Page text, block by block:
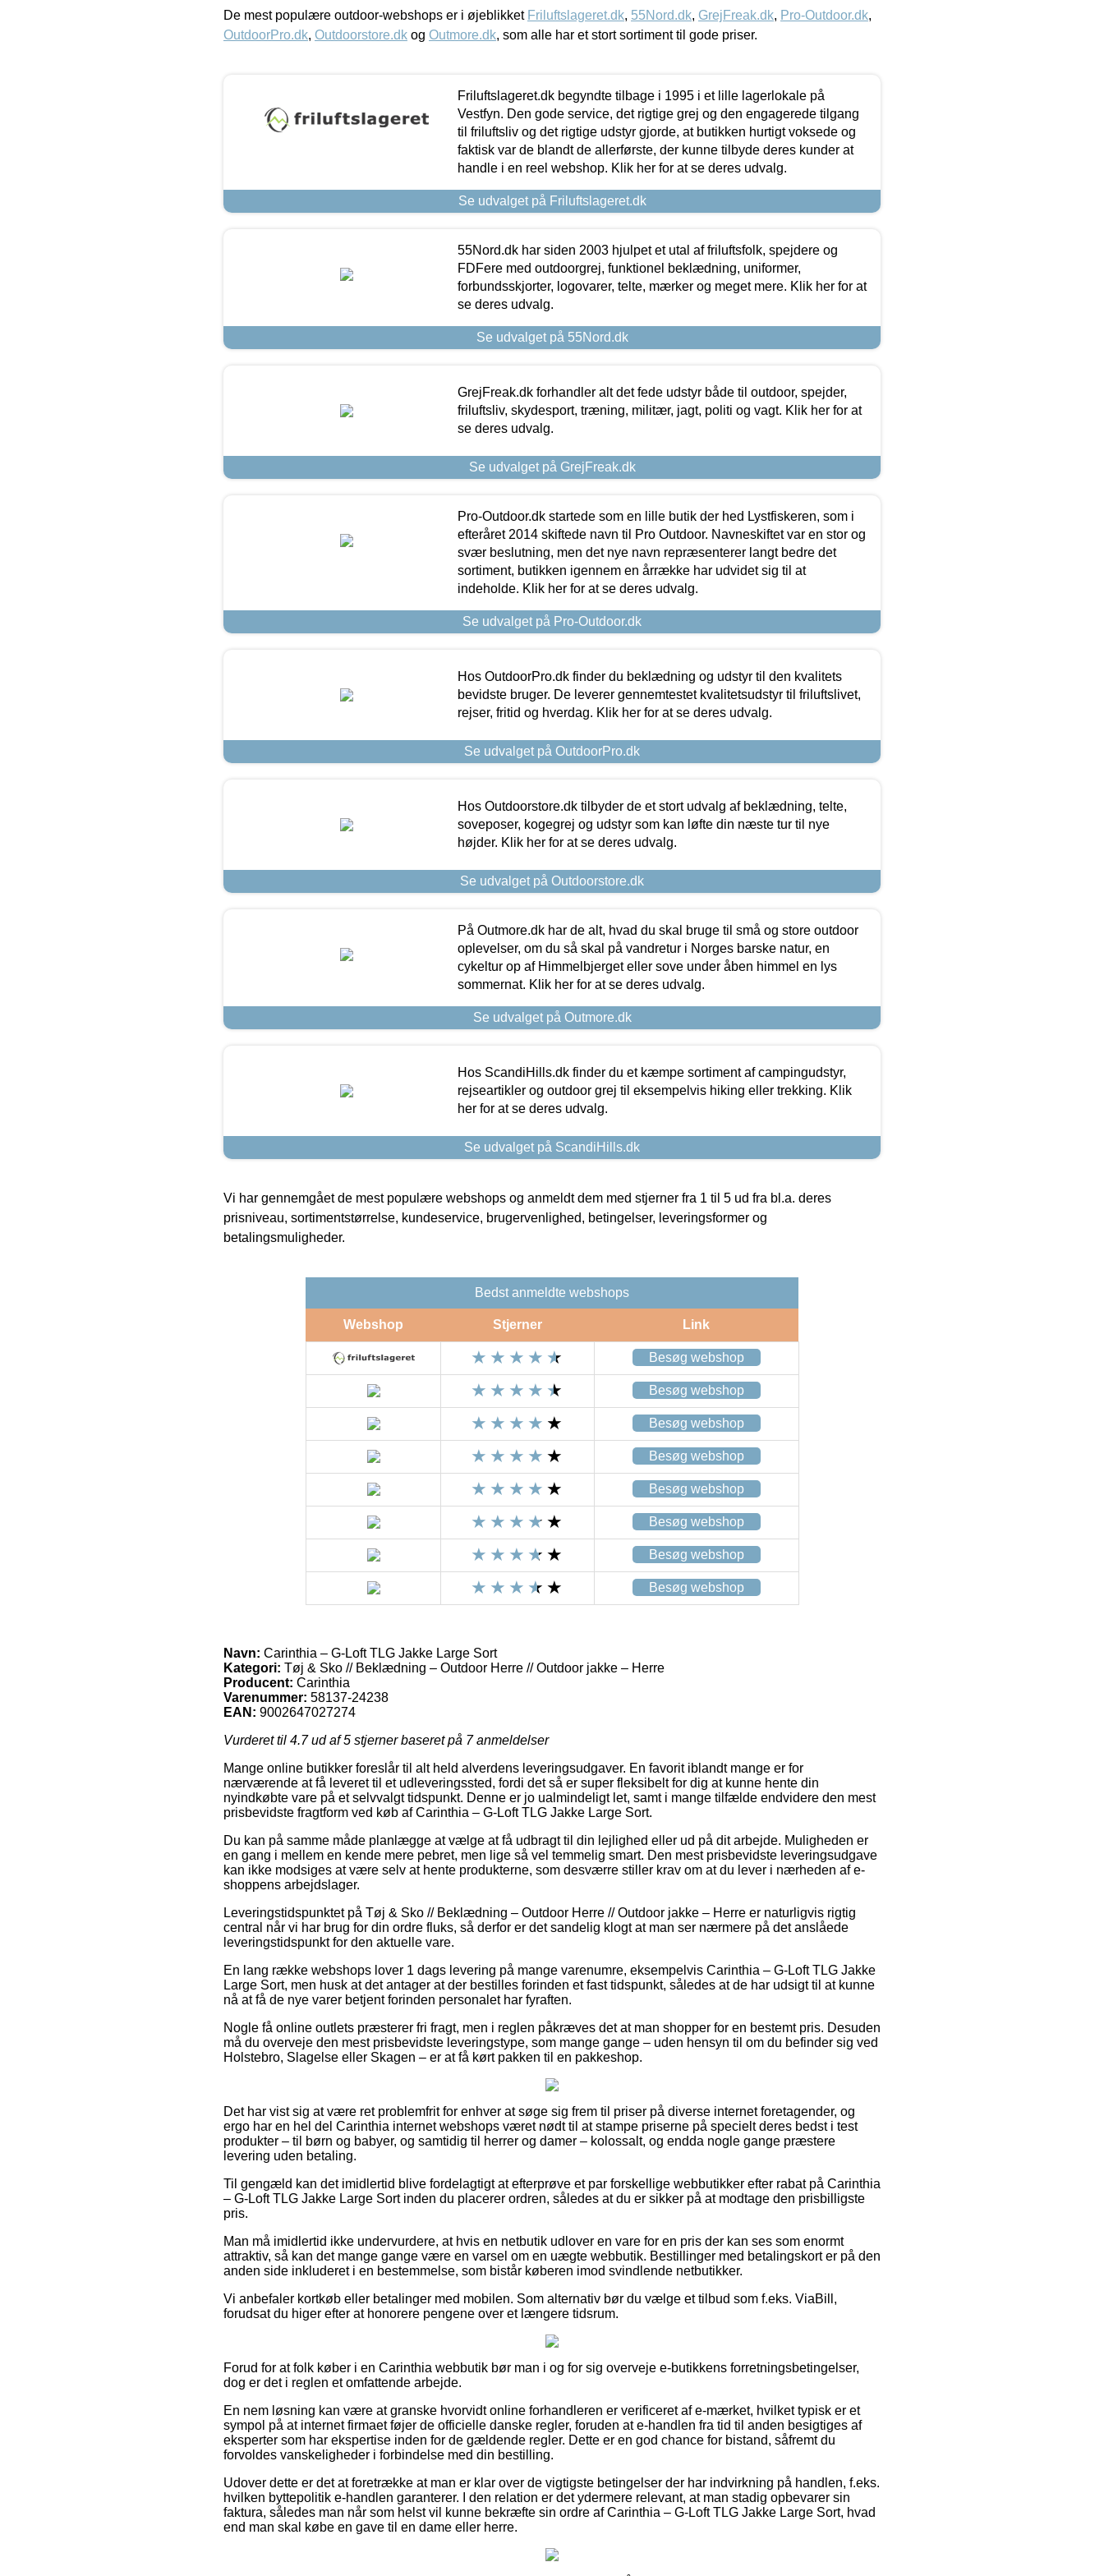
De mest populære outdoor-webshops er i øjeblikket Friluftslageret.dk, 55Nord.dk, GrejFreak.dk, Pro-Outdoor.dk,
OutdoorPro.dk, Outdoorstore.dk og Outmore.dk, som alle har et stort sortiment til gode priser.
Friluftslageret.dk begyndte tilbage i 1995 i et lille lagerlokale på
Vestfyn. Den gode service, det rigtige grej og den engagerede tilgang
til friluftsliv og det rigtige udstyr gjorde, at butikken hurtigt voksede og
faktisk var de blandt de allerførste, der kunne tilbyde deres kunder at
handle i en reel webshop. Klik her for at se deres udvalg.
Se udvalget på Friluftslageret.dk
55Nord.dk har siden 2003 hjulpet et utal af friluftsfolk, spejdere og
FDFere med outdoorgrej, funktionel beklædning, uniformer,
forbundsskjorter, logovarer, telte, mærker og meget mere. Klik her for at
se deres udvalg.
Se udvalget på 55Nord.dk
GrejFreak.dk forhandler alt det fede udstyr både til outdoor, spejder,
friluftsliv, skydesport, træning, militær, jagt, politi og vagt. Klik her for at
se deres udvalg.
Se udvalget på GrejFreak.dk
Pro-Outdoor.dk startede som en lille butik der hed Lystfiskeren, som i
efteråret 2014 skiftede navn til Pro Outdoor. Navneskiftet var en stor og
svær beslutning, men det nye navn repræsenterer langt bedre det
sortiment, butikken igennem en årrække har udvidet sig til at
indeholde. Klik her for at se deres udvalg.
Se udvalget på Pro-Outdoor.dk
Hos OutdoorPro.dk finder du beklædning og udstyr til den kvalitets
bevidste bruger. De leverer gennemtestet kvalitetsudstyr til friluftslivet,
rejser, fritid og hverdag. Klik her for at se deres udvalg.
Se udvalget på OutdoorPro.dk
Hos Outdoorstore.dk tilbyder de et stort udvalg af beklædning, telte,
soveposer, kogegrej og udstyr som kan løfte din næste tur til nye
højder. Klik her for at se deres udvalg.
Se udvalget på Outdoorstore.dk
På Outmore.dk har de alt, hvad du skal bruge til små og store outdoor
oplevelser, om du så skal på vandretur i Norges barske natur, en
cykeltur op af Himmelbjerget eller sove under åben himmel en lys
sommernat. Klik her for at se deres udvalg.
Se udvalget på Outmore.dk
Hos ScandiHills.dk finder du et kæmpe sortiment af campingudstyr,
rejseartikler og outdoor grej til eksempelvis hiking eller trekking. Klik
her for at se deres udvalg.
Se udvalget på ScandiHills.dk
Vi har gennemgået de mest populære webshops og anmeldt dem med stjerner fra 1 til 5 ud fra bl.a. deres
prisniveau, sortimentstørrelse, kundeservice, brugervenlighed, betingelser, leveringsformer og
betalingsmuligheder.
Bedst anmeldte webshops
Webshop Stjerner Link
Besøg webshop
Besøg webshop
Besøg webshop
Besøg webshop
Besøg webshop
Besøg webshop
Besøg webshop
Besøg webshop
Navn: Carinthia – G-Loft TLG Jakke Large Sort
Kategori: Tøj & Sko // Beklædning – Outdoor Herre // Outdoor jakke – Herre
Producent: Carinthia
Varenummer: 58137-24238
EAN: 9002647027274
Vurderet til 4.7ud af 5 stjerner baseret på 7anmeldelser
Mange online butikker foreslår til alt held alverdens leveringsudgaver. En favorit iblandt mange er for
nærværende at få leveret til et udleveringssted, fordi det så er super fleksibelt for dig at kunne hente din
nyindkøbte vare på et selvvalgt tidspunkt. Denne er jo ualmindeligt let, samt i mange tilfælde endvidere den mest
prisbevidste fragtform ved køb af Carinthia – G-Loft TLG Jakke Large Sort.
Du kan på samme måde planlægge at vælge at få udbragt til din lejlighed eller ud på dit arbejde. Muligheden er
en gang i mellem en kende mere pebret, men lige så vel temmelig smart. Den mest prisbevidste leveringsudgave
kan ikke modsiges at være selv at hente produkterne, som desværre stiller krav om at du lever i nærheden af e-
shoppens arbejdslager.
Leveringstidspunktet på Tøj & Sko // Beklædning – Outdoor Herre // Outdoor jakke – Herre er naturligvis rigtig
central når vi har brug for din ordre fluks, så derfor er det sandelig klogt at man ser nærmere på det anslåede
leveringstidspunkt for den aktuelle vare.
En lang række webshops lover 1 dags levering på mange varenumre, eksempelvis Carinthia – G-Loft TLG Jakke
Large Sort, men husk at det antager at der bestilles forinden et fast tidspunkt, således at de har udsigt til at kunne
nå at få de nye varer betjent forinden personalet har fyraften.
Nogle få online outlets præsterer fri fragt, men i reglen påkræves det at man shopper for en bestemt pris. Desuden
må du overveje den mest prisbevidste leveringstype, som mange gange – uden hensyn til om du befinder sig ved
Holstebro, Slagelse eller Skagen – er at få kørt pakken til en pakkeshop.
Det har vist sig at være ret problemfrit for enhver at søge sig frem til priser på diverse internet foretagender, og
ergo har en hel del Carinthia internet webshops været nødt til at stampe priserne på specielt deres bedst i test
produkter – til børn og babyer, og samtidig til herrer og damer – kolossalt, og endda nogle gange præstere
levering uden betaling.
Til gengæld kan det imidlertid blive fordelagtigt at efterprøve et par forskellige webbutikker efter rabat på Carinthia
– G-Loft TLG Jakke Large Sort inden du placerer ordren, således at du er sikker på at modtage den prisbilligste
pris.
Man må imidlertid ikke undervurdere, at hvis en netbutik udlover en vare for en pris der kan ses som enormt
attraktiv, så kan det mange gange være en varsel om en uægte webbutik. Bestillinger med betalingskort er på den
anden side inkluderet i en bestemmelse, som bistår køberen imod svindlende netbutikker.
Vi anbefaler kortkøb eller betalinger med mobilen. Som alternativ bør du vælge et tilbud som f.eks. ViaBill,
forudsat du higer efter at honorere pengene over et længere tidsrum.
Forud for at folk køber i en Carinthia webbutik bør man i og for sig overveje e-butikkens forretningsbetingelser,
dog er det i reglen et omfattende arbejde.
En nem løsning kan være at granske hvorvidt online forhandleren er verificeret af e-mærket, hvilket typisk er et
sympol på at internet firmaet føjer de officielle danske regler, foruden at e-handlen fra tid til anden besigtiges af
eksperter som har ekspertise inden for de gældende regler. Dette er en god chance for bistand, såfremt du
forvoldes vanskeligheder i forbindelse med din bestilling.
Udover dette er det at foretrække at man er klar over de vigtigste betingelser der har indvirkning på handlen, f.eks.
hvilken byttepolitik e-handlen garanterer. I den relation er det ydermere relevant, at man stadig opbevarer sin
faktura, således man når som helst vil kunne bekræfte sin ordre af Carinthia – G-Loft TLG Jakke Large Sort, hvad
end man skal købe en gave til en dame eller herre.